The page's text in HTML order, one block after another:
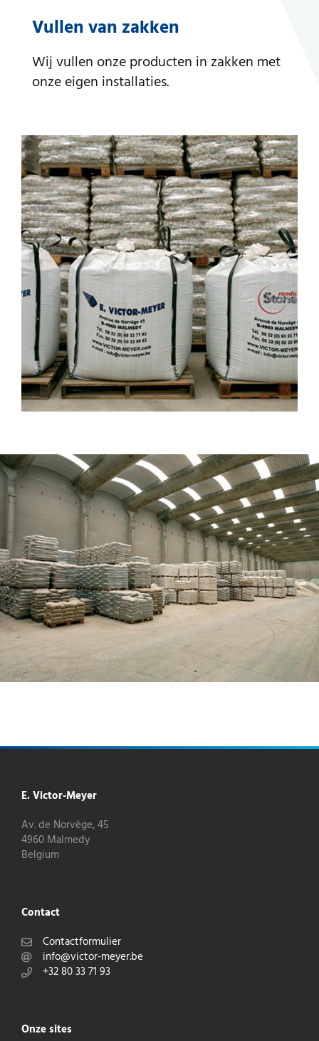
Vullen van zakken
Wij vullen onze producten in zakken met
onze eigen installaties.
E. Victor-Meyer
Av. de Norvège, 45
4960 Malmedy
Belgium
Contact
Contactformulier
info@victor-meyer.be
+32 80 33 71 93
Onze sites